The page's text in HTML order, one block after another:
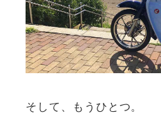
そして、もうひとつ。